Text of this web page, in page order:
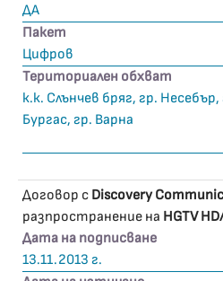
ДА
Пакет
Цифров
Териториален обхват
к.к. Слънчев бряг, гр. Несебър,
Бургас, гр. Варна
Договор с Discovery
разпространение на HGTV
Дата на подписване
13.11.2013 г.